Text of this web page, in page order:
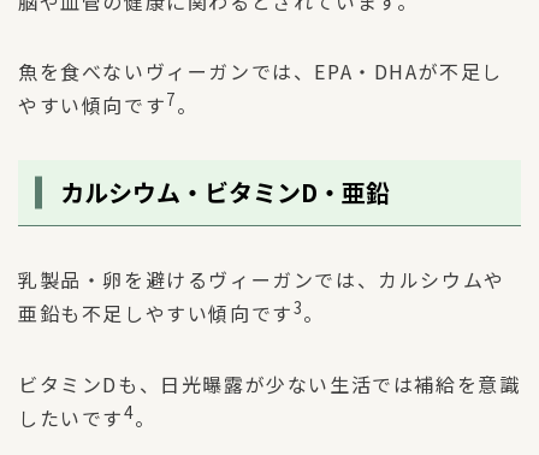
魚を食べないヴィーガンでは、EPA・DHAが不足し
やすい傾向です7。
カルシウム・ビタミンD・亜鉛
乳製品・卵を避けるヴィーガンでは、カルシウムや
亜鉛も不足しやすい傾向です3。
ビタミンDも、日光曝露が少ない生活では補給を意識
したいです4。